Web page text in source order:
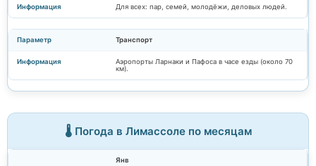
Для всех: пар, семей, молодёжи, деловых людей.
Транспорт
Аэропорты Ларнаки и Пафоса в часе езды (около 70
км).
🌡️ Погода в Лимассоле по месяцам
Янв